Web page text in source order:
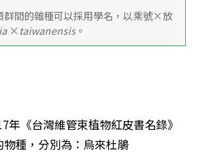
群間的雜種可以採用學名，以乘號×放
× taiwanensis。
年《台灣維管束植物紅皮書名錄》
物種，分別為：烏來杜鵑